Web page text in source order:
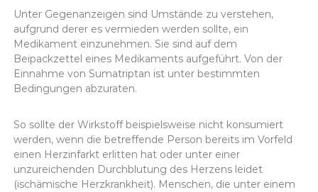
Unter Gegenanzeigen sind Umstände zu verstehen,
aufgrund derer es vermieden werden sollte, ein
Medikament einzunehmen. Sie sind auf dem
Beipackzettel eines Medikaments aufgeführt. Von der
Einnahme von Sumatriptan ist unter bestimmten
Bedingungen abzuraten.
So sollte der Wirkstoff beispielsweise nicht konsumiert
werden, wenn die betreffende Person bereits im Vorfeld
einen Herzinfarkt erlitten hat oder unter einer
unzureichenden Durchblutung des Herzens leidet
(ischämische Herzkrankheit). Menschen, die unter einem